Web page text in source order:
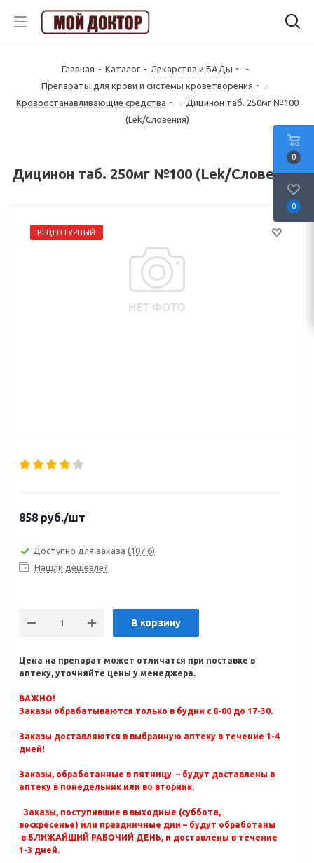
Главная - Каталог - Лекарства и БАДы
-
Препараты для крови и системы кроветворения
-
Кровоостанавливающие средства
- Дицинон таб. 250мг №100
(Lek/Словения)
Дицинон таб. 250мг №100 (Lek/Словения)
РЕЦЕПТУРНЫЙ
858 руб./шт
Доступно для заказа (107.6)
Нашли дешевле?
В корзину
Цена на препарат может отличатся при поставке в
аптеку, уточняйте цены у менеджера.
ВАЖНО!
Заказы обрабатываются только в будни с 8-00 до 17-30.
Заказы доставляются в выбранную аптеку в течение 1-4
дней!
Заказы, обработанные в пятницу – будут доставлены в
аптеку в понедельник или во вторник.
Заказы, поступившие в выходные (суббота,
воскресенье) или праздничные дни – будут обработаны
в БЛИЖАЙШИЙ РАБОЧИЙ ДЕНЬ, и доставлены в течение
1-3 дней.
0
0